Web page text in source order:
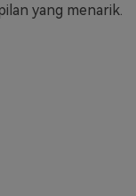
yang menarik.